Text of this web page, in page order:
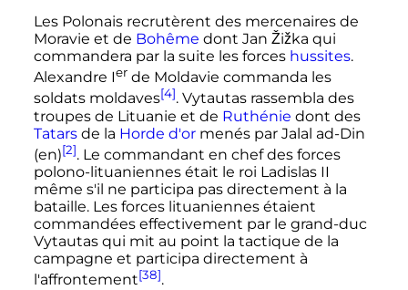
Les Polonais recrutèrent des mercenaires de
Moravie et de Bohême dont Jan Žižka qui
commandera par la suite les forces hussites.
Alexandre Ier de Moldavie commanda les
soldats moldaves[4]. Vytautas rassembla des
troupes de Lituanie et de Ruthénie dont des
Tatarsde la Horde d'ormenés par Jalal ad-Din
(en)[2]. Le commandant en chef des forces
polono-lituaniennes était le roi Ladislas II
même s'il ne participa pas directement à la
bataille. Les forces lituaniennes étaient
commandées effectivement par le grand-duc
Vytautas qui mit au point la tactique de la
campagne et participa directement à
l'affrontement[38].